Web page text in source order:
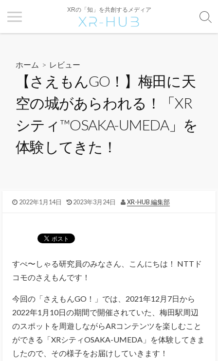
XRの「知」を共創するメディア
ホーム > レビュー
【さえもんGO！】梅田に天
空の城があらわれる！「XR
シティ™OSAKA-UMEDA」を
体験してきた！
2022年1月14日 2023年3月24日 XR-HUB 編集部
すぺ〜しゃる研究員のみなさん、こんにちは！ NTTド
コモのさえもんです！
今回の「さえもんGO！」では、2021年12月7日から
2022年1月10日の期間で開催されていた、梅田駅周辺
のスポットを周遊しながらARコンテンツを楽しむこと
ができる「XRシティOSAKA-UMEDA」を体験してきま
したので、その様子をお届けしていきます！